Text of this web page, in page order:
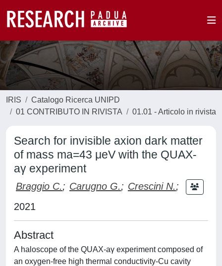
IRIS
Catalogo Ricerca UNIPD
01 CONTRIBUTO IN RIVISTA
01.01 - Articolo in rivista
Search for invisible axion dark matter
of mass ma=43 μeV with the QUAX-
aγ experiment
Braggio C.; Carugno G.; Crescini N.;
2021
Abstract
A haloscope of the QUAX-aγ experiment composed of
an oxygen-free high thermal conductivity-Cu cavity